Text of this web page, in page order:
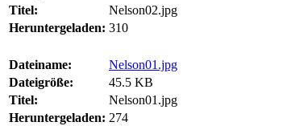
Titel:
Nelson02.jpg
Heruntergeladen: 310
Dateiname:
Nelson01.jpg
Dateigröße:
45.5 KB
Titel:
Nelson01.jpg
Heruntergeladen: 274